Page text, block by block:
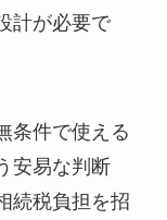
計が必要で
条件で使える
安易な判断
続税負担を招